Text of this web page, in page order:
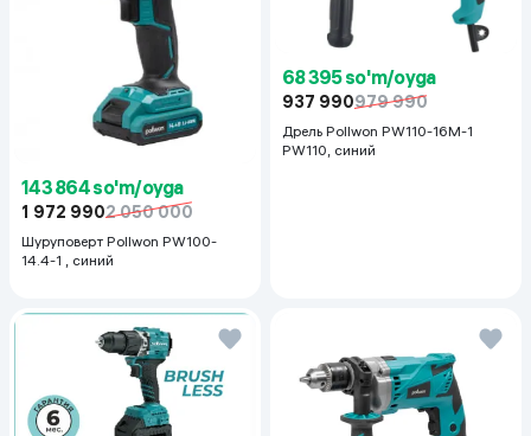
143 864 so'm/oyga
1 972 9902 050 000
Шуруповерт Pollwon PW100-
14.4-1 , синий
68 395 so'm/oyga
937 990979 990
Дрель Pollwon PW110-16M-1
PW110, синий